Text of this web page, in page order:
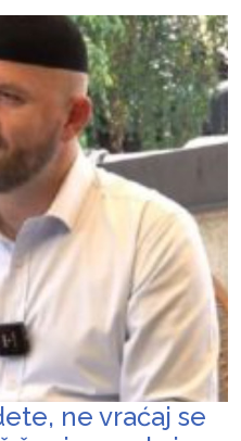
ne vraćaj se